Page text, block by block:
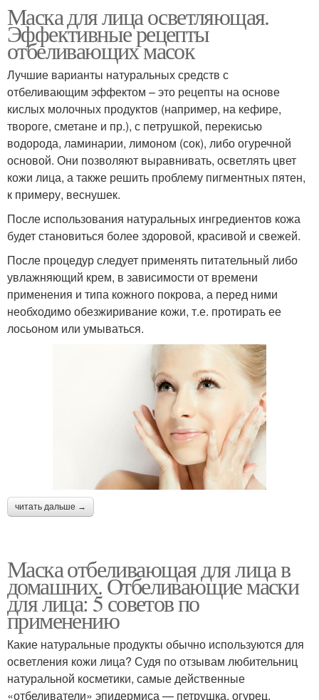
Маска для лица осветляющая.
Эффективные рецепты
отбеливающих масок
Лучшие варианты натуральных средств с
отбеливающим эффектом – это рецепты на основе
кислых молочных продуктов (например, на кефире,
твороге, сметане и пр.), с петрушкой, перекисью
водорода, ламинарии, лимоном (сок), либо огуречной
основой. Они позволяют выравнивать, осветлять цвет
кожи лица, а также решить проблему пигментных пятен,
к примеру, веснушек.
После использования натуральных ингредиентов кожа
будет становиться более здоровой, красивой и свежей.
После процедур следует применять питательный либо
увлажняющий крем, в зависимости от времени
применения и типа кожного покрова, а перед ними
необходимо обезжиривание кожи, т.е. протирать ее
лосьоном или умываться.
читать дальше →
Маска отбеливающая для лица в
домашних. Отбеливающие маски
для лица: 5 советов по
применению
Какие натуральные продукты обычно используются для
осветления кожи лица? Судя по отзывам любительниц
натуральной косметики, самые действенные
«отбеливатели» эпидермиса — петрушка, огурец,